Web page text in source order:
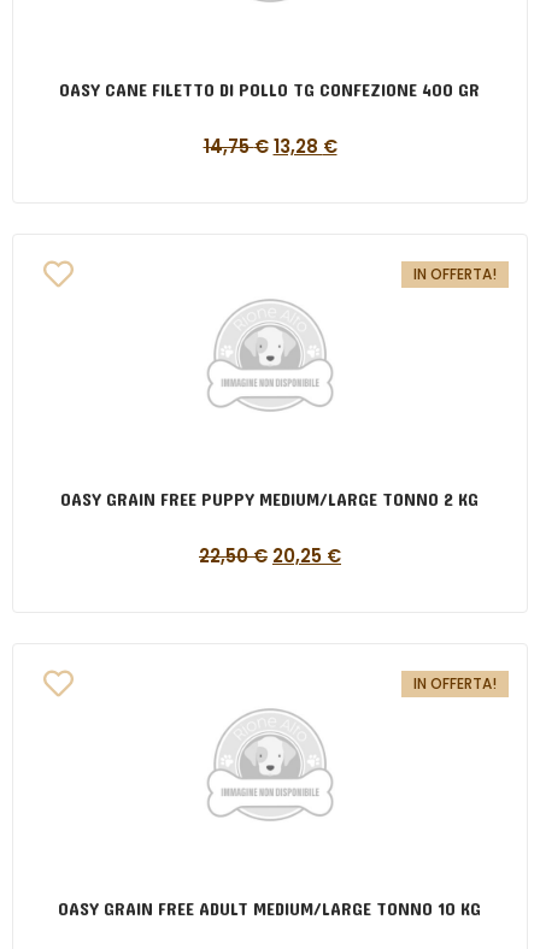
OASY CANE FILETTO DI POLLO TG CONFEZIONE 400 GR
14,75€ 13,28 €
IN OFFERTA!
OASY GRAIN FREE PUPPY MEDIUM/LARGE TONNO 2 KG
22,50€ 20,25 €
IN OFFERTA!
OASY GRAIN FREE ADULT MEDIUM/LARGE TONNO 10 KG